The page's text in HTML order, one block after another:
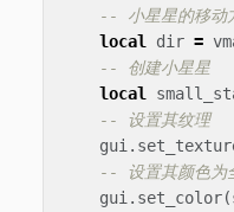
-- 小星星的移动
local
dir =
-- 创建小星星
local
-- 设置其纹理
gui .
-- 设置其颜色为
gui . set_color(